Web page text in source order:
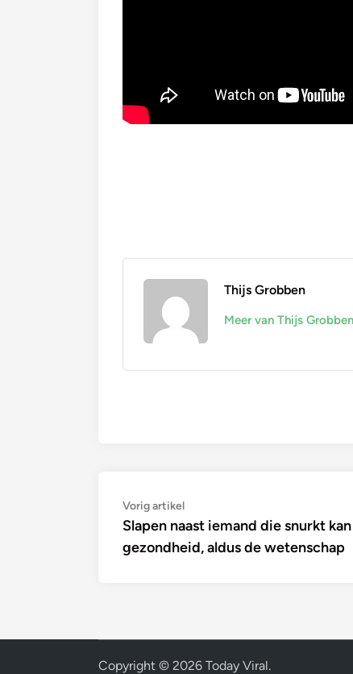
Thijs Grobben
Meer van Thijs Grobben
Bericht
navigatie
Vorig artikelVorig
artikel:
Slapen naast iemand die snurkt
gezondheid, aldus de wetenschap
Copyright © 2026 Today Viral.